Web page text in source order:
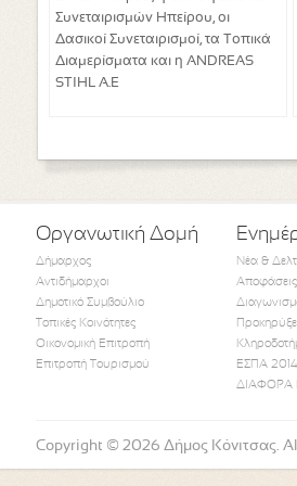
Συνεταιρισμών Ηπείρου, οι
Δασικοί Συνεταιρισμοί, τα Τοπικά
Διαμερίσματα και η ANDREAS
STIHL A.E
Οργανωτική Δομή
Δήμαρχος
Αντιδήμαρχοι
Δημοτικό Συμβούλιο
Τοπικές Κοινότητες
Οικονομική Επιτροπή
Επιτροπή Τουρισμού
Νέα &
ΕΣΠΑ
ΔΙΑΦΟΡΑ
Copyright © 2026 Δήμος Κόνιτσας.